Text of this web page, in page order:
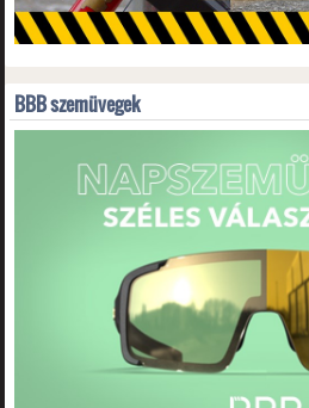
BBB szemüvegek